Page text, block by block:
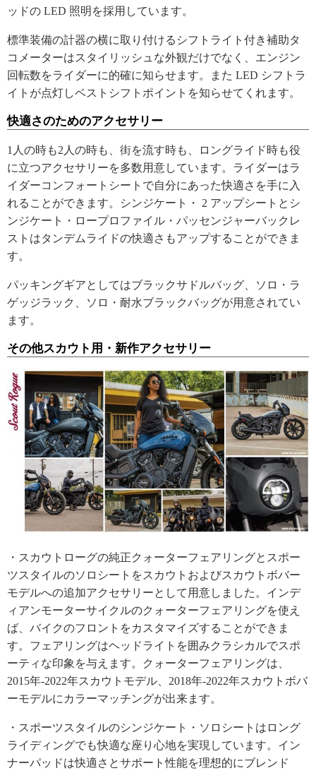
ッドの LED 照明を採用しています。
標準装備の計器の横に取り付けるシフトライト付き補助タ
コメーターはスタイリッシュな外観だけでなく、エンジン
回転数をライダーに的確に知らせます。また LED シフトラ
イトが点灯しベストシフトポイントを知らせてくれます。
快適さのためのアクセサリー
1人の時も2人の時も、街を流す時も、ロングライド時も役
に立つアクセサリーを多数用意しています。ライダーはラ
イダーコンフォートシートで自分にあった快適さを手に入
れることができます。シンジケート・ 2 アップシートとシ
ンジケート・ロープロファイル・パッセンジャーバックレ
ストはタンデムライドの快適さもアップすることができま
す。
パッキングギアとしてはブラックサドルバッグ、ソロ・ラ
ゲッジラック、ソロ・耐水ブラックバッグが用意されてい
ます。
その他スカウト用・新作アクセサリー
・スカウトローグの純正クォーターフェアリングとスポー
ツスタイルのソロシートをスカウトおよびスカウトボバー
モデルへの追加アクセサリーとして用意しました。インデ
ィアンモーターサイクルのクォーターフェアリングを使え
ば、バイクのフロントをカスタマイズすることができま
す。フェアリングはヘッドライトを囲みクラシカルでスポ
ーティな印象を与えます。クォーターフェアリングは、
2015年-2022年スカウトモデル、2018年-2022年スカウトボバ
ーモデルにカラーマッチングが出来ます。
・スポーツスタイルのシンジケート・ソロシートはロング
ライディングでも快適な座り心地を実現しています。イン
ナーパッドは快適さとサポート性能を理想的にブレンド